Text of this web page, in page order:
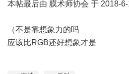
本帖最后由 膜术师协会 于 2018-
（不是靠想象力的吗
应该比RGB还好想象才是